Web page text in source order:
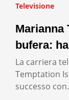
Televisione
Marianna
bufera:
La carriera
Temptation
successo